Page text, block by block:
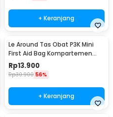
+ Keranjang
Le Around Tas Obat P3K Mini
First Aid Bag Kompartemen
Travel - A3079
Rp13.900
Rp30.900 56%
+ Keranjang